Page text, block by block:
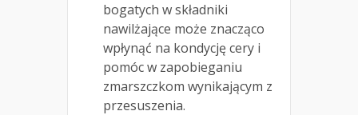
bogatych w składniki
nawilżające może znacząco
wpłynąć na kondycję cery i
pomóc w zapobieganiu
zmarszczkom wynikającym z
przesuszenia.